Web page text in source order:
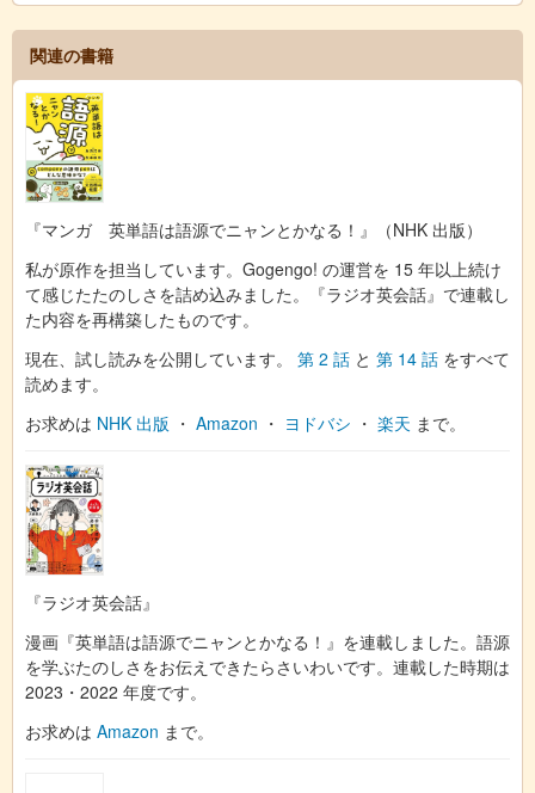
関連の書籍
『マンガ 英単語は語源でニャンとかなる！』（NHK 出版）
私が原作を担当しています。Gogengo! の運営を 15 年以上続け
て感じたたのしさを詰め込みました。『ラジオ英会話』で連載し
た内容を再構築したものです。
現在、試し読みを公開しています。 第 2 話 と 第 14 話 をすべて
読めます。
お求めは NHK 出版 ・ Amazon ・ ヨドバシ ・ 楽天 まで。
『ラジオ英会話』
漫画『英単語は語源でニャンとかなる！』を連載しました。語源
を学ぶたのしさをお伝えできたらさいわいです。連載した時期は
2023・2022 年度です。
お求めは Amazon まで。